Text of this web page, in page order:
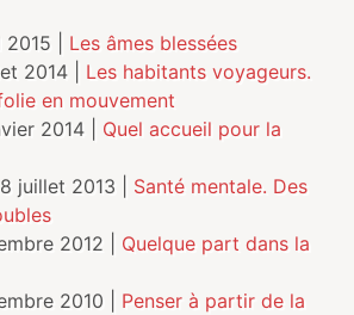
| Les âmes blessées
2014 | Les habitants voyageurs.
en mouvement
2014 | Quel accueil pour la
juillet 2013 | Santé mentale. Des
2012 | Quelque part dans la
2010 | Penser à partir de la